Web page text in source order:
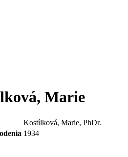
Marie
Kostílková, Marie, PhDr.
1934